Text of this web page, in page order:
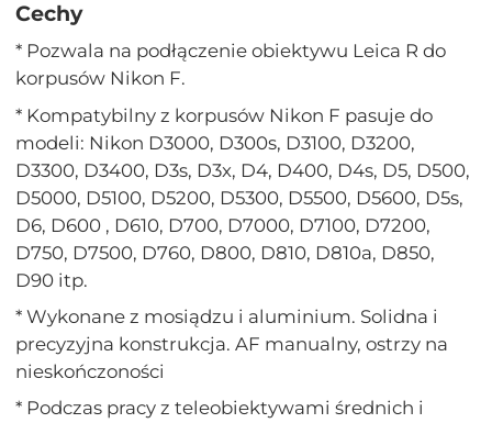
Cechy
* Pozwala na podłączenie obiektywu Leica R do
korpusów Nikon F.
* Kompatybilny z korpusów Nikon F pasuje do
modeli: Nikon D3000, D300s, D3100, D3200,
D3300, D3400, D3s, D3x, D4, D400, D4s, D5, D500,
D5000, D5100, D5200, D5300, D5500, D5600, D5s,
D6, D600 , D610, D700, D7000, D7100, D7200,
D750, D7500, D760, D800, D810, D810a, D850,
D90 itp.
* Wykonane z mosiądzu i aluminium. Solidna i
precyzyjna konstrukcja. AF manualny, ostrzy na
nieskończoności
* Podczas pracy z teleobiektywami średnich i